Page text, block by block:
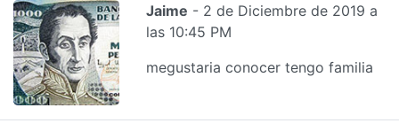
Jaime - 2 de Diciembre de 2019 a
las 10:45 PM
megustaria conocer tengo familia